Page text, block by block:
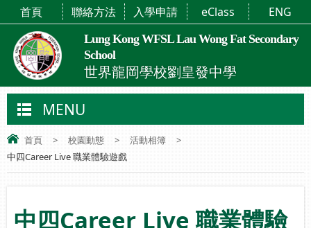
Lung Kong WFSL Lau Wong Fat Secondary
School
世界龍岡學校劉皇發中學
首頁 聯絡方法 入學申請 eClass ENG
MENU
首頁 > 校園動態 > 活動相簿
>
中四Career Live 職業體驗遊戲
中四Career Live 職業體驗